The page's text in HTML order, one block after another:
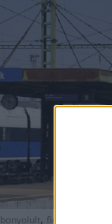
bonyolult, fidesz